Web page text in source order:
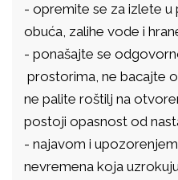
- opremite se za izlete u
obuća, zalihe vode i
- ponašajte se
prostorima, ne bacajte
ne palite roštilj na
postoji opasnost od
- najavom i
nevremena koja